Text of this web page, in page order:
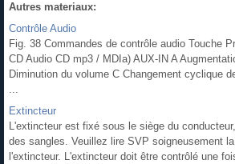
Autres materiaux:
Contrôle Audio
Fig. 38 Commandes de contrôle audio Touche
CD Audio CD mp3 / MDIa) AUX-IN A
Diminution du volume C Changement cyclique
...
Extincteur
L'extincteur est fixé sous le siège du
des sangles. Veuillez lire SVP soigneusement
l'extincteur. L'extincteur doit être contrôlé une